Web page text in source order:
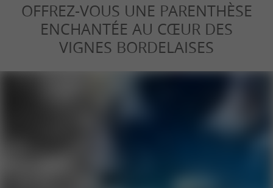
OFFREZ-VOUS UNE PARENTHÈSE
ENCHANTÉE AU CŒUR DES
VIGNES BORDELAISES